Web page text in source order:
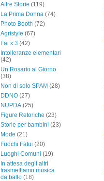
Altre Storie (119)
La Prima Donna (74)
Photo Booth (72)
Agristyle (67)
Fai x 3 (42)
Intolleranze elementari
(42)
Un Rosario al Giorno
(38)
Non di solo SPAM (28)
DDNO (27)
NUPDA (25)
Figure Retoriche (23)
Storie per bambini (23)
Mode (21)
Fuochi Fatui (20)
Luoghi Comuni (19)
In attesa degli altri
trasmettiamo musica
da ballo (18)